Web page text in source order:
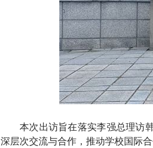
本次出访旨在落实李强总理访
深层次交流与合作，推动学校国际